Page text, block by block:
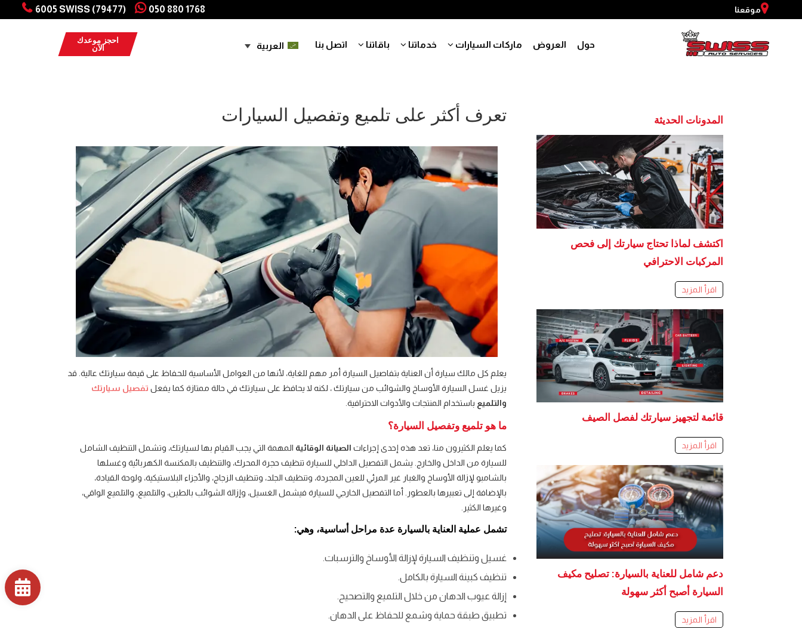
6005 SWISS (79477) 050 880 1768 موقعنا
حول العروض ماركات السيارات خدماتنا باقاتنا اتصل بنا العربية
احجز موعدك
الآن
تعرف أكثر على تلميع وتفصيل السيارات
يعلم كل مالك سيارة أن العناية بتفاصيل السيارة أمر مهم للغاية، لأنها من العوامل الأساسية للحفاظ على قيمة سيارتك عالية. قد
يزيل غسل السيارة الأوساخ والشوائب من سيارتك ، لكنه لا يحافظ على سيارتك في حالة ممتازة كما يفعل تفصيل سيارتك
والتلميع باستخدام المنتجات والأدوات الاحترافية.
ما هو تلميع وتفصيل السيارة؟
كما يعلم الكثيرون منا، تعد هذه إحدى إجراءات الصيانة الوقائية المهمة التي يجب القيام بها لسيارتك، وتشمل التنظيف الشامل
للسيارة من الداخل والخارج. يشمل التفصيل الداخلي للسيارة تنظيف حجرة المحرك، والتنظيف بالمكنسة الكهربائية وغسلها
بالشامبو لإزالة الأوساخ والغبار غير المرئي للعين المجردة، وتنظيف الجلد، وتنظيف الزجاج، والأجزاء البلاستيكية، ولوحة القيادة،
بالإضافة إلى تعبيرها بالعطور. أما التفصيل الخارجي للسيارة فيشمل الغسيل، وإزالة الشوائب بالطين، والتلميع، والتلميع الواقي،
وغيرها الكثير.
تشمل عملية العناية بالسيارة عدة مراحل أساسية، وهي:
غسيل وتنظيف السيارة لإزالة الأوساخ والترسبات.
تنظيف كبينة السيارة بالكامل.
إزالة عيوب الدهان من خلال التلميع والتصحيح.
تطبيق طبقة حماية وشمع للحفاظ على الدهان.
المدونات الحديثة
اكتشف لماذا تحتاج سيارتك إلى فحص
المركبات الاحترافي
اقرأ المزيد
قائمة لتجهيز سيارتك لفصل الصيف
اقرأ المزيد
دعم شامل للعناية بالسيارة: تصليح مكيف
السيارة أصبح أكثر سهولة
اقرأ المزيد